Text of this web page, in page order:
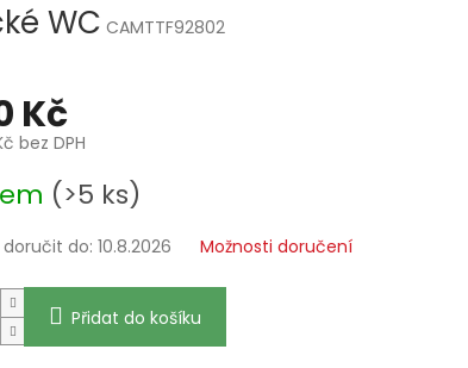
WC CAMTTF92802
Kč
bez DPH
(>5 ks)
do: 10.8.2026 Možnosti doručení
Přidat do košíku